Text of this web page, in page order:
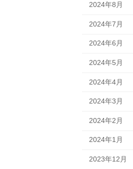
2024年8月
2024年7月
2024年6月
2024年5月
2024年4月
2024年3月
2024年2月
2024年1月
2023年12月